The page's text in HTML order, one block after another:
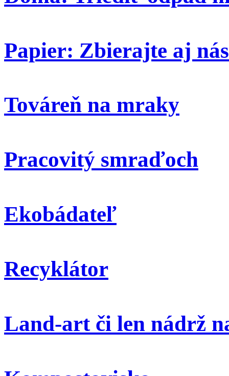
Papier: Zbierajte aj
Továreň na mraky
Pracovitý smraďoch
Ekobádateľ
Recyklátor
Land-art či len nádrž